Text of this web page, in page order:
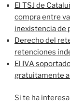
El TSJ de
compra entre
inexistencia de
Derecho del
retenciones
El IVA
gratuitamente
Si te ha